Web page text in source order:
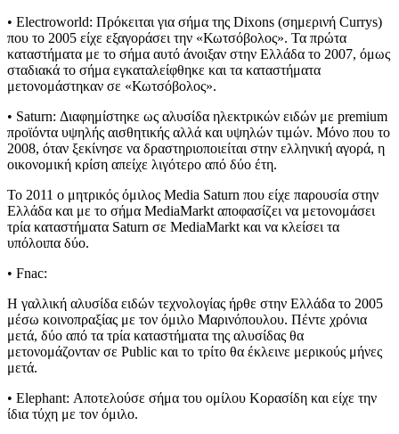
• Electroworld: Πρόκειται για σήμα της Dixons (σημερινή Currys)
που το 2005 είχε εξαγοράσει την «Κωτσόβολος». Τα πρώτα
καταστήματα με το σήμα αυτό άνοιξαν στην Ελλάδα το 2007, όμως
σταδιακά το σήμα εγκαταλείφθηκε και τα καταστήματα
μετονομάστηκαν σε «Κωτσόβολος».
• Saturn: Διαφημίστηκε ως αλυσίδα ηλεκτρικών ειδών με premium
προϊόντα υψηλής αισθητικής αλλά και υψηλών τιμών. Μόνο που το
2008, όταν ξεκίνησε να δραστηριοποιείται στην ελληνική αγορά, η
οικονομική κρίση απείχε λιγότερο από δύο έτη.
Το 2011 ο μητρικός όμιλος Media Saturn που είχε παρουσία στην
Ελλάδα και με το σήμα MediaMarkt αποφασίζει να μετονομάσει
τρία καταστήματα Saturn σε MediaMarkt και να κλείσει τα
υπόλοιπα δύο.
• Fnac:
Η γαλλική αλυσίδα ειδών τεχνολογίας ήρθε στην Ελλάδα το 2005
μέσω κοινοπραξίας με τον όμιλο Μαρινόπουλου. Πέντε χρόνια
μετά, δύο από τα τρία καταστήματα της αλυσίδας θα
μετονομάζονταν σε Public και το τρίτο θα έκλεινε μερικούς μήνες
μετά.
• Elephant: Αποτελούσε σήμα του ομίλου Κορασίδη και είχε την
ίδια τύχη με τον όμιλο.